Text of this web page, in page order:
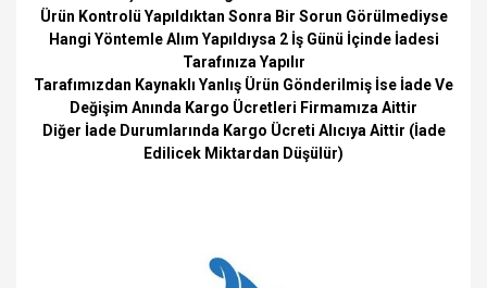
Ürün Kontrolü Yapıldıktan Sonra Bir Sorun Görülmediyse
Hangi Yöntemle Alım Yapıldıysa 2 İş Günü İçinde İadesi
Tarafınıza Yapılır
Tarafımızdan Kaynaklı Yanlış Ürün Gönderilmiş İse İade Ve
Değişim Anında Kargo Ücretleri Firmamıza Aittir
Diğer İade Durumlarında Kargo Ücreti Alıcıya Aittir (İade
Edilicek Miktardan Düşülür)